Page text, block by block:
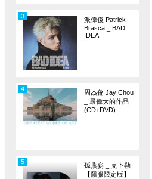
派偉俊 Patrick
Brasca _ BAD
IDEA
3
周杰倫 Jay Chou
_ 最偉大的作品
(CD+DVD)
4
孫燕姿 _ 克卜勒
【黑膠限定版】
5